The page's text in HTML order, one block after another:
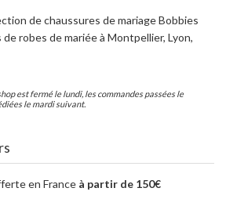
de chaussures de mariage Bobbies
robes de mariée à Montpellier, Lyon,
est fermé le lundi, les commandes passées le
le mardi suivant.
en France à partir de 150€